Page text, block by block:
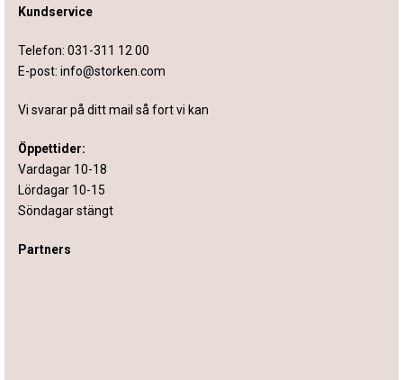
Kundservice
Telefon: 031-311 12 00
E-post: info@storken.com
Vi svarar på ditt mail så fort vi kan
Öppettider:
Vardagar 10-18
Lördagar 10-15
Söndagar stängt
Partners